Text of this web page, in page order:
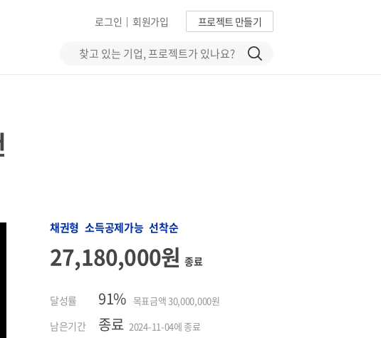
프로젝트 만들기
회원가입
|
로그인
채권형 소득공제가능 선착순
27,180,000원종료
달성률 91% 목표금액 30,000,000원
남은기간 종료 2024-11-04에 종료